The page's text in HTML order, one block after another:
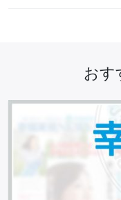
おす